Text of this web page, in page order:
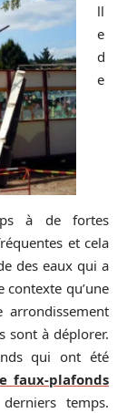
ll
e
d
e
à de fortes
et cela
des eaux qui a
contexte qu’une
sont à déplorer.
qui ont été
faux-plafonds
temps.